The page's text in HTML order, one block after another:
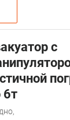
с
6т